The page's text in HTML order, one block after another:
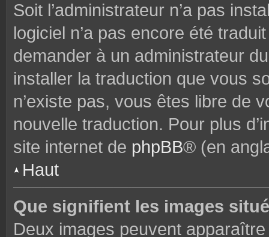
Soit l’administrateur n’a pas
logiciel n’a pas encore été
demander à un administrateur
installer la traduction que vous
n’existe pas, vous êtes libre de
nouvelle traduction. Pour plus
site internet de phpBB® (en
Haut
Que signifient les images
Deux images peuvent